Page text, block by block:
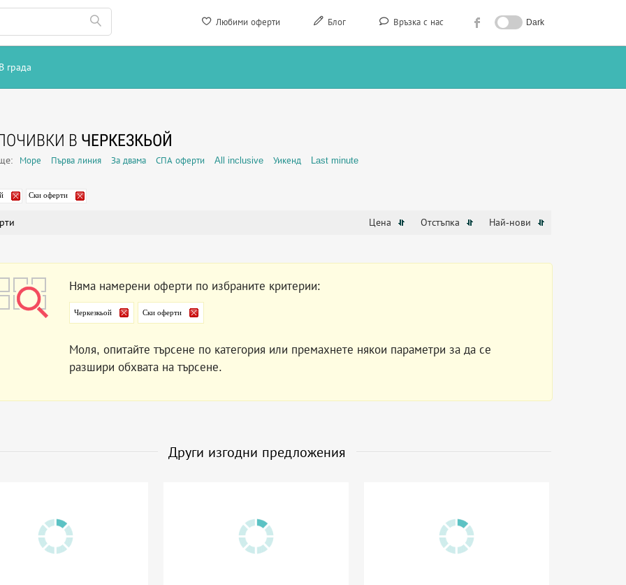
Любими оферти Блог Връзка с нас Dark
В града
В ЧЕРКЕЗКЬОЙ
Море Първа линия За двама СПА оферти All inclusive Уикенд Last minute
Ски оферти
Цена Отстъпка Най-нови
Няма намерени оферти по избраните критерии:
Черкезкьой Ски оферти
Моля, опитайте търсене по категория или премахнете някои параметри за да се
разшири обхвата на търсене.
Други изгодни предложения